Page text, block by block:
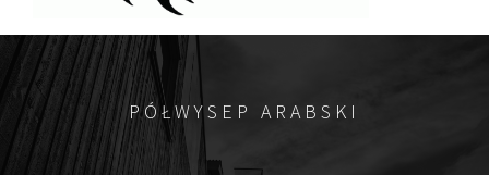
PÓŁWYSEP ARABSKI